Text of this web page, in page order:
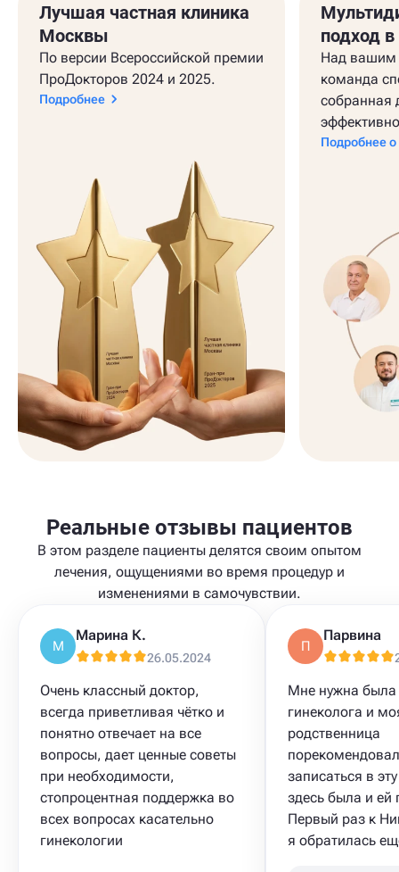
Лучшая частная клиника
Москвы
По версии Всероссийской премии
ПроДокторов 2024 и 2025.
Подробнее
подход
Над вашим
команда
собранная
Подробнее о
Реальные отзывы пациентов
В этом разделе пациенты делятся своим опытом
лечения, ощущениями во время процедур и
изменениями в самочувствии.
М
Марина К.
26.05.2024
Очень классный доктор,
всегда приветливая чётко и
понятно отвечает на все
вопросы, дает ценные советы
при необходимости,
стопроцентная поддержка во
всех вопросах касательно
гинекологии
П
Парвина
Мне нужна была
гинеколога и
родственница
записаться в
здесь была и ей
Первый раз к
я обратилась